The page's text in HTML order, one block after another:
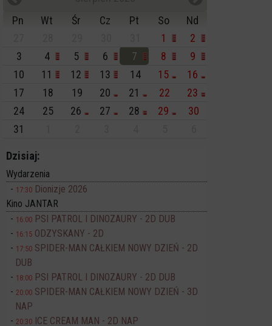
Pn
Wt Śr Cz Pt So
Nd
1
2
3
4 5 6 7 8
9
10
11 12 13 14 15
16
17
18 19 20 21 22
23
24
25 26 27 28 29
30
31
Dzisiaj:
Wydarzenia
17:30 Dionizje 2026
Kino JANTAR
16:00 PSI PATROL I DINOZAURY - 2D DUB
16:15 ODZYSKANY - 2D
17:50 SPIDER-MAN CAŁKIEM NOWY DZIEŃ - 2D
DUB
18:00 PSI PATROL I DINOZAURY - 2D DUB
20:00 SPIDER-MAN CAŁKIEM NOWY DZIEŃ - 3D
NAP
20:30 ICE CREAM MAN - 2D NAP